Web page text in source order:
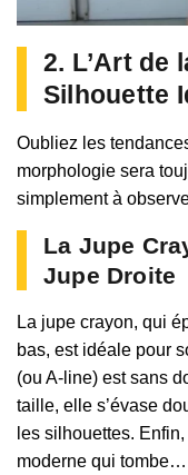
2. L’Art de
Silhouette
Oubliez les
morphologie sera
simplement à
La Jupe
Jupe Droite
La jupe crayon, qui
bas, est idéale pour
(ou A-line) est sans
taille, elle s’évase
les silhouettes.
moderne qui